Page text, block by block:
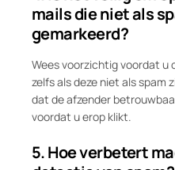
mails die niet als
gemarkeerd?
Wees voorzichtig voordat u
zelfs als deze niet als spam
dat de afzender
voordat u erop klikt.
5. Hoe verbetert